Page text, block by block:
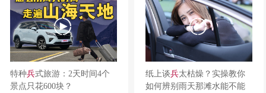
特种兵式旅游：2天时间4个
景点只花600块？
纸上谈兵太枯燥？实操教你
如何辨别雨天那滩水能不能